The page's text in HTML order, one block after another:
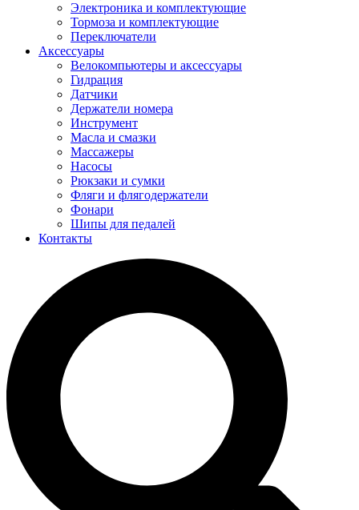
Электроника и комплектующие
Тормоза и комплектующие
Переключатели
Аксессуары
Велокомпьютеры и аксессуары
Гидрация
Датчики
Держатели номера
Инструмент
Масла и смазки
Массажеры
Насосы
Рюкзаки и сумки
Фляги и флягодержатели
Фонари
Шипы для педалей
Контакты